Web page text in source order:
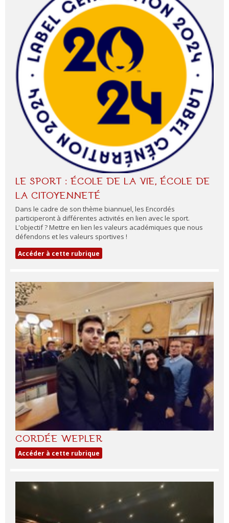
LE SPORT : ÉCOLE DE LA VIE, ÉCOLE DE
LA CITOYENNETÉ
Dans le cadre de son thème biannuel, les Encordés
participeront à différentes activités en lien avec le sport.
L'objectif ? Mettre en lien les valeurs académiques que nous
défendons et les valeurs sportives !
Accéder à cette rubrique
CORDÉE WEPLER
Accéder à cette rubrique